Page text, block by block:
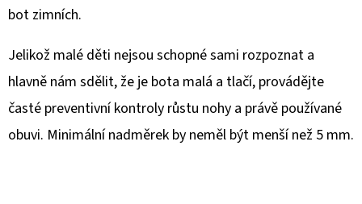
bot zimních.
Jelikož malé děti nejsou schopné sami rozpoznat a
hlavně nám sdělit, že je bota malá a tlačí, provádějte
časté preventivní kontroly růstu nohy a právě používané
obuvi. Minimální nadměrek by neměl být menší než 5 mm.